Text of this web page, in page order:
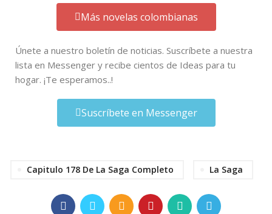
Más novelas colombianas
Únete a nuestro boletín de noticias. Suscríbete a nuestra
lista en Messenger y recibe cientos de Ideas para tu
hogar. ¡Te esperamos..!
Suscríbete en Messenger
Capitulo 178 De La Saga Completo La Saga